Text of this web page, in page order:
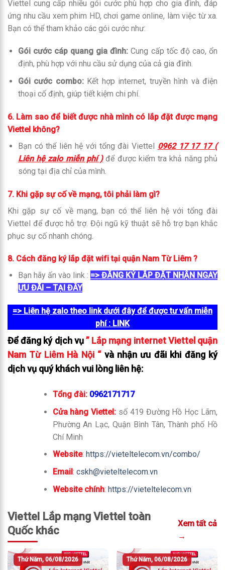
Viettel cung cấp nhiều gói cước phù hợp cho gia đình, đáp
ứng nhu cầu xem phim HD, chơi game online, làm việc từ xa.
Bạn có thể tham khảo các gói cước như:
Gói cước cáp quang gia đình: Cung cấp tốc độ cao, ổn
định, phù hợp với nhu cầu sử dụng của cả gia đình.
Gói cước combo:Kết hợp internet, truyền hình và điện
thoại cố định, giúp tiết kiệm chi phí.
6. Làm sao để biết được nhà mình có lắp đặt được mạng
Viettel không?
Bạn có thể liên hệ với tổng đài Viettel 0962 17 17 17 (
Liên hệ zalo miễn phí )để được kiểm tra khả năng phủ
sóng tại địa chỉ của mình.
7. Khi gặp sự cố về mạng, tôi phải làm gì?
Khi gặp sự cố về mạng, bạn có thể liên hệ với tổng đài
Viettel để được hỗ trợ. Đội ngũ kỹ thuật sẽ hỗ trợ bạn khắc
phục sự cố nhanh chóng.
8. Cách đăng ký lắp đặt wifi tại quận Nam Từ Liêm ?
Bạn hãy ấn vào link : => ĐĂNG KÝ LẮP ĐẶT NHẬN NGAY
ƯU ĐÃI – TẠI ĐÂY
=> Liên hệ zalo theo link dưới đây để được tư vấn miễn
phí: LINK
Để đăng ký dịch vụ” Lắp mạng internet Viettel quận
Nam Từ Liêm Hà Nội “và nhận ưu đãi khi đăng ký
dịch vụ quý khách vui lòng liên hệ:
Tổng đài: 0962171717
Cửa hàng Viettel: số 419 Đường Hồ Học Lãm,
Phường An Lạc, Quận Bình Tân, Thành phố Hồ
Chí Minh
Website: https://vieteltelecom.vn/combo/
Email: cskh@vieteltelecom.vn
Website chính: https://vieteltelecom.vn
Viettel Lắp mạng Viettel toàn
Quốc khác
Xem tất cả
→
Thứ Năm, 06/08/2026 Thứ Năm, 06/08/2026